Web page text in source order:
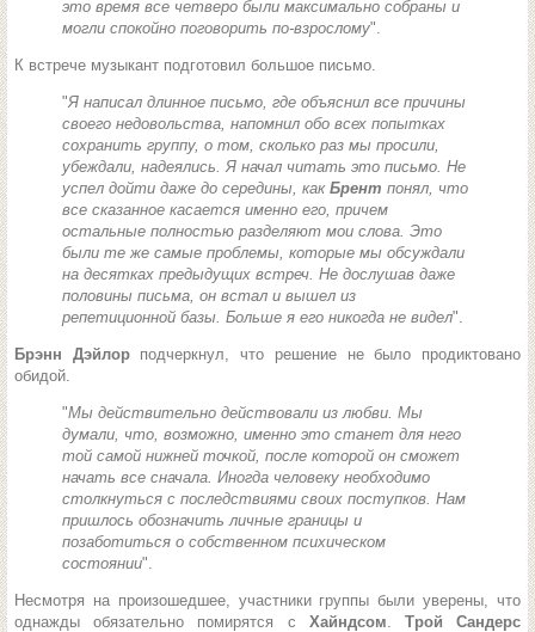
это время все четверо были максимально собраны и
могли спокойно поговорить по-взрослому".
К встрече музыкант подготовил большое письмо.
"Я написал длинное письмо, где объяснил все причины
своего недовольства, напомнил обо всех попытках
сохранить группу, о том, сколько раз мы просили,
убеждали, надеялись. Я начал читать это письмо. Не
успел дойти даже до середины, как Брент понял, что
все сказанное касается именно его, причем
остальные полностью разделяют мои слова. Это
были те же самые проблемы, которые мы обсуждали
на десятках предыдущих встреч. Не дослушав даже
половины письма, он встал и вышел из
репетиционной базы. Больше я его никогда не видел".
Брэнн Дэйлор подчеркнул, что решение не было продиктовано
обидой.
"Мы действительно действовали из любви. Мы
думали, что, возможно, именно это станет для него
той самой нижней точкой, после которой он сможет
начать все сначала. Иногда человеку необходимо
столкнуться с последствиями своих поступков. Нам
пришлось обозначить личные границы и
позаботиться о собственном психическом
состоянии".
Несмотря на произошедшее, участники группы были уверены, что
однажды обязательно помирятся с Хайндсом. Трой Сандерс